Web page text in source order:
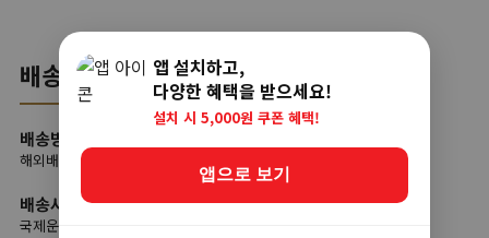
배송
배송방법
해외배송
배송사
국제운송사(글로비츠), 국내택배
앱 설치하고,
다양한 혜택을 받으세요!
설치 시 5,000원 쿠폰 혜택!
앱으로 보기